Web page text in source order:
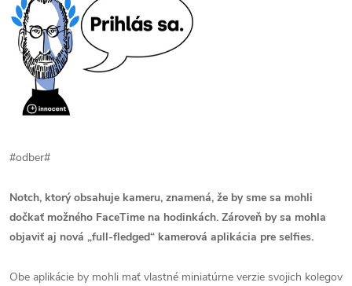
#odber#
Notch, ktorý obsahuje kameru, znamená, že by sme sa mohli
dočkať možného FaceTime na hodinkách. Zároveň by sa mohla
objaviť aj nová „full-fledged“ kamerová aplikácia pre selfies.
Obe aplikácie by mohli mať vlastné miniatúrne verzie svojich kolegov